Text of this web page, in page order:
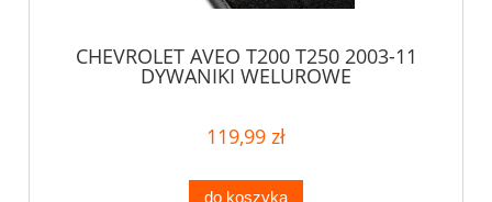
CHEVROLET AVEO T200 T250 2003-11
DYWANIKI WELUROWE
119,99 zł
do koszyka